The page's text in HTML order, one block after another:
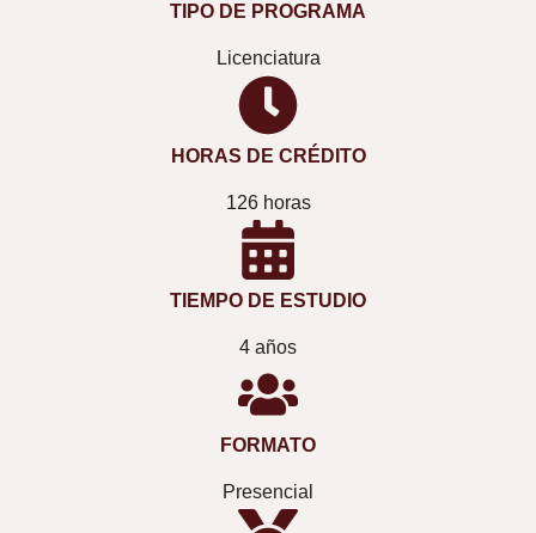
TIPO DE PROGRAMA
Licenciatura
HORAS DE CRÉDITO
126 horas
TIEMPO DE ESTUDIO
4 años
FORMATO
Presencial